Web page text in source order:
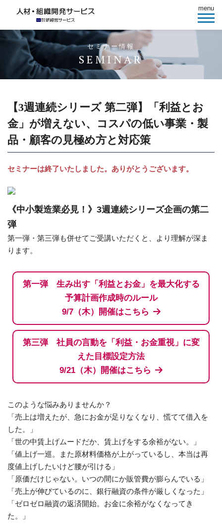
menu
セミナー情報
SEMINAR
【3週連続シリーズ 第二弾】「利益とお
金」が増えない、コスパの低い事業・製
品・顧客の見極め方と対応策
セミナーは終了いたしました。ありがとうございます。
《中小製造業必見！》3週連続シリーズ企画の第二
弾
第一弾・第三弾も併せてご受講いただくと、より理解が深ま
ります。
第一弾 生み出す「利益とお金」を最大化する
予算計画作成時のルール
9/7（木）開催はこちら
第三弾 社員の言動を「利益・お金重視」に変
えた目標設定方法
9/21（木）開催はこちら
このような悩みありませんか？
「売上は増えたが、急にお金が足りなくなり、慌てて借入を
した。」
「世の中賃上げムードだか、賃上げをする余裕がない。」
「値上げ一巡。また原材料価格が上がっているし、本当は再
度値上げしたいけど腰が引ける」
「原価だけじゃない。いつの間にか販管費が膨らんでいる」
「売上が伸びているのに、銀行融資の条件が厳しくなった」
「ゼロゼロ融資の返済開始。お金に余裕がなくなってき
た。」